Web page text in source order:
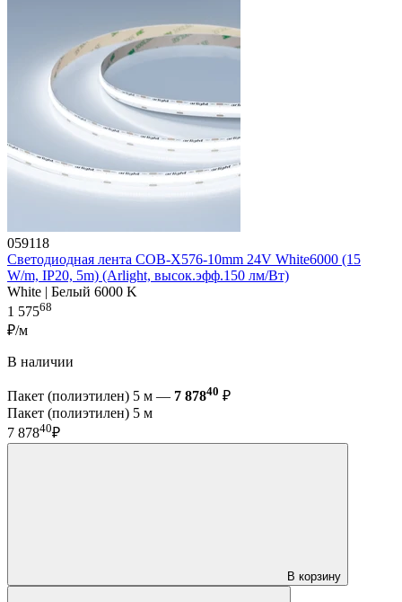
059118
Светодиодная лента COB-X576-10mm 24V White6000 (15
W/m, IP20, 5m) (Arlight, высок.эфф.150 лм/Вт)
White | Белый 6000 K
1 57568
₽/м
В наличии
Пакет (полиэтилен) 5 м — 7 87840 ₽
Пакет (полиэтилен) 5 м
7 87840₽
В корзину